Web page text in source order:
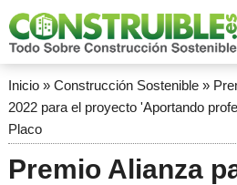
Inicio» Construcción Sostenible»
2022 para el proyecto 'Aportando
Placo
Premio Alianza